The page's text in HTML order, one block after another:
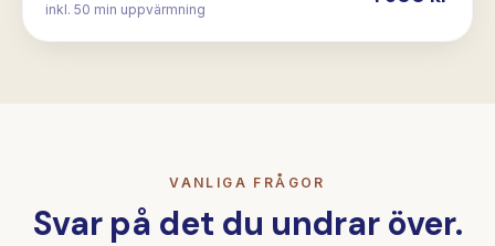
inkl. 50 min uppvärmning
VANLIGA FRÅGOR
Svar på det du undrar över.